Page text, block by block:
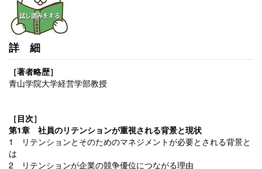
詳細
［著者略歴］
青山学院大学経営学部教授
［目次］
第1章 社員のリテンションが重視される背景と現状
1 リテンションとそのためのマネジメントが必要とされる背景と
は
2 リテンションが企業の競争優位につながる理由